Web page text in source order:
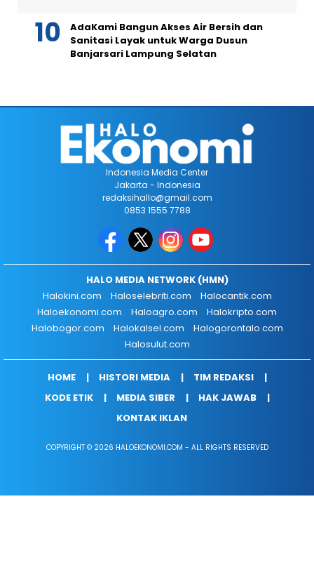
AdaKami Bangun Akses Air Bersih dan
Sanitasi Layak untuk Warga Dusun
Banjarsari Lampung Selatan
Indonesia Media Center
Jakarta - Indonesia
redaksihallo@gmail.com
0853 1555 7788
HALO MEDIA NETWORK (HMN)
Halokini.com
Haloselebriti.com
Halocantik.com
Haloekonomi.com
Haloagro.com
Halokripto.com
Halobogor.com
Halokalsel.com
Halogorontalo.com
Halosulut.com
HOME HISTORI MEDIA
TIM REDAKSI
KODE ETIK
MEDIA SIBER
HAK JAWAB
KONTAK IKLAN
COPYRIGHT © 2026 HALOEKONOMI.COM - ALL RIGHTS RESERVED